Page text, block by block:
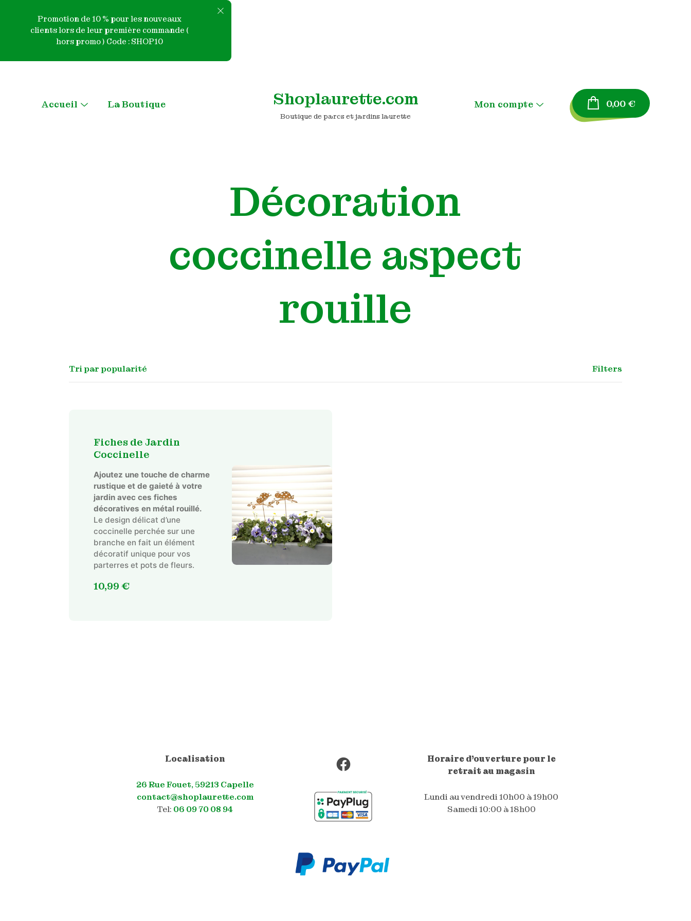
Promotion de 10 % pour les nouveaux
clients lors de leur première commande (
hors promo ) Code : SHOP10
Accueil Menu La Boutique Shoplaurette.com
Boutique de parcs et jardins laurette
Mon compte Menu
0,00€
Décoration
coccinelle aspect
rouille
Filters
Fiches de Jardin
Coccinelle
Ajoutez une touche de charme
rustique et de gaieté à votre
jardin avec ces fiches
décoratives en métal rouillé.
Le design délicat d’une
coccinelle perchée sur une
branche en fait un élément
décoratif unique pour vos
parterres et pots de fleurs.
10,99 €
Localisation
26 Rue Fouet, 59213 Capelle
contact@shoplaurette.com
Tel: 06 09 70 08 94
Facebook
Horaire d'ouverture pour le
retrait au magasin
Lundi au vendredi 10h00 à 19h00
Samedi 10:00 à 18h00